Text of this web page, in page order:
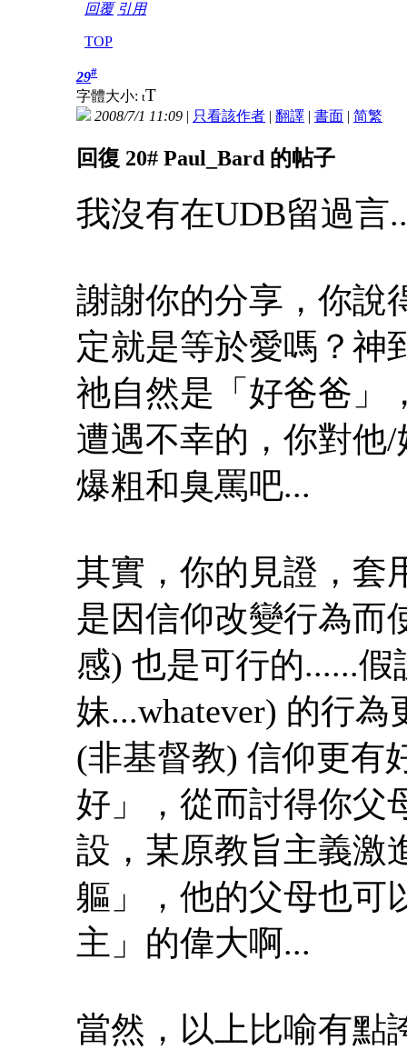
回覆 引用
TOP
29#
字體大小: tT
2008/7/1 11:09 | 只看該作者 | 翻譯 | 書面 | 简繁
回復 20# Paul_Bard 的帖子
我沒有在UDB留過言
謝謝你的分享，你說
定就是等於愛嗎？神
祂自然是「好爸爸」
遭遇不幸的，你對他
爆粗和臭罵吧...
其實，你的見證，套
是因信仰改變行為而
感) 也是可行的......
妹...whatever) 的行
(非基督教) 信仰更有
好」，從而討得你父
設，某原教旨主義激
軀」，他的父母也可
主」的偉大啊...
當然，以上比喻有點